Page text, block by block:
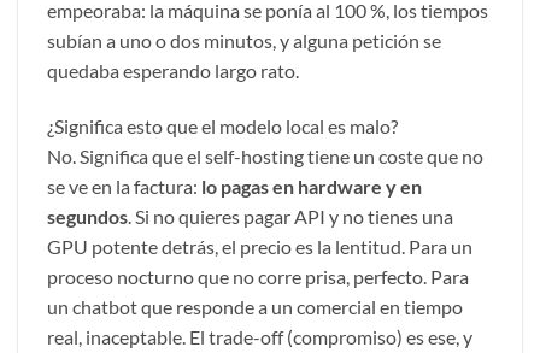
empeoraba: la máquina se ponía al 100 %, los tiempos
subían a uno o dos minutos, y alguna petición se
quedaba esperando largo rato.
¿Significa esto que el modelo local es malo?
No. Significa que el self-hosting tiene un coste que no
se ve en la factura: lo pagas en hardware y en
segundos . Si no quieres pagar API y no tienes una
GPU potente detrás, el precio es la lentitud. Para un
proceso nocturno que no corre prisa, perfecto. Para
un chatbot que responde a un comercial en tiempo
real, inaceptable. El trade-off (compromiso) es ese, y